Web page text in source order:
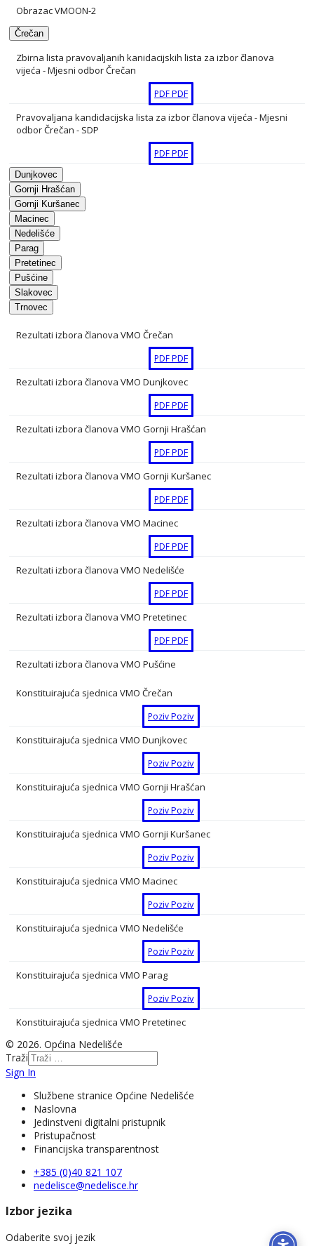
Obrazac VMOON-2
Obrazac VMOON-21
PDFPDF
Obavijest ovlaštenim predlagateljima kandidatura
Črečan
Zbirna lista pravovaljanih kanidacijskih lista za izbor članova
vijeća - Mjesni odbor Črečan
PDFPDF
Pravovaljana kandidacijska lista za izbor članova vijeća - Mjesni
odbor Črečan - SDP
PDFPDF
Dunjkovec
Gornji Hrašćan
Gornji Kuršanec
Macinec
Nedelišće
Parag
Pretetinec
Pušćine
Slakovec
Trnovec
Rezultati izbora članova VMO Črečan
PDFPDF
Rezultati izbora članova VMO Dunjkovec
PDFPDF
Rezultati izbora članova VMO Gornji Hrašćan
PDFPDF
Rezultati izbora članova VMO Gornji Kuršanec
PDFPDF
Rezultati izbora članova VMO Macinec
PDFPDF
Rezultati izbora članova VMO Nedelišće
PDFPDF
Rezultati izbora članova VMO Pretetinec
PDFPDF
Rezultati izbora članova VMO Pušćine
PDF
Rezultati izbora članova VMO Slakovec
PDF
Rezultati izbora članova VMO Parag
PDF PDF
Rezultati izbora članova VMO Trnovec
PDF PDF
Konstituirajuća sjednica VMO Črečan
PozivPoziv
Konstituirajuća sjednica VMO Dunjkovec
PozivPoziv
Konstituirajuća sjednica VMO Gornji Hrašćan
PozivPoziv
Konstituirajuća sjednica VMO Gornji Kuršanec
PozivPoziv
Konstituirajuća sjednica VMO Macinec
PozivPoziv
Konstituirajuća sjednica VMO Nedelišće
PozivPoziv
Konstituirajuća sjednica VMO Parag
PozivPoziv
Konstituirajuća sjednica VMO Pretetinec
Konstituirajuća sjednica VMO Pušćine
PozivPoziv
Konstituirajuća sjednica VMO Slakovec
© 2026. Općina Nedelišće
Traži
Sign In
Službene stranice Općine Nedelišće
Naslovna
Jedinstveni digitalni pristupnik
Pristupačnost
Financijska transparentnost
+385 (0)40 821 107
nedelisce@nedelisce.hr
Izbor jezika
Odaberite svoj jezik